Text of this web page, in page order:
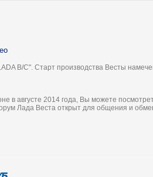
B/C". Старт производства Весты
в августе 2014 года, Вы можете
Лада Веста открыт для общения и